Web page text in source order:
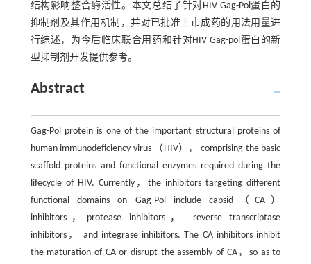
结构影响整合酶活性。本文总结了针对HIV Gag-Pol蛋白的
抑制剂及其作用机制，并对已批准上市成药的用法用量进
行综述，为今后临床联合用药和针对HIV Gag-pol蛋白的新
型抑制剂开发提供参考。
Abstract
Gag-Pol protein is one of the important structural proteins of
human immunodeficiency virus （HIV）， comprising the basic
scaffold proteins and functional enzymes required during the
lifecycle of HIV. Currently，the inhibitors targeting different
functional domains on Gag-Pol include capsid（CA）
inhibitors，protease inhibitors， reverse transcriptase
inhibitors， and integrase inhibitors. The CA inhibitors inhibit
the maturation of CA or disrupt the assembly of CA，so as to